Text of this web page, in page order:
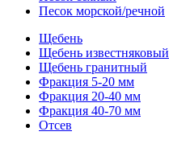
Песок морской/речной
Щебень
Щебень известняковый
Щебень гранитный
Фракция 5-20 мм
Фракция 20-40 мм
Фракция 40-70 мм
Отсев